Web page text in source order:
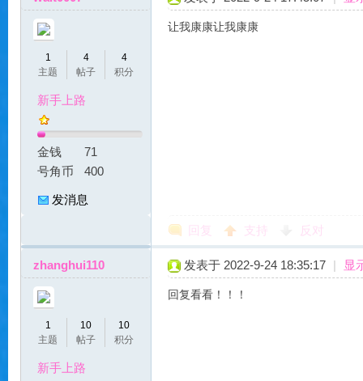
1
主题
4
帖子
4
积分
新手上路
金钱
71
号角币
400
发消息
让我康康让我康康
回复 支持 反对
zhanghui110
1
主题
10
帖子
10
积分
新手上路
发表于 2022-9-24 18:35:17 | 显
回复看看！！！